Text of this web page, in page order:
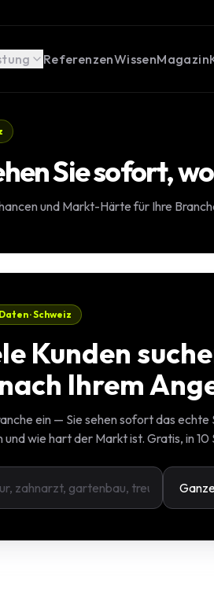
ReferenzenWissenMagazin
UI/UX
Sie sofort,
und Markt-Härte für Ihre
· Schweiz
Kunden
Ihrem
ein — Sie sehen sofort das echte
und wie hart der Markt ist. Gratis, in 10